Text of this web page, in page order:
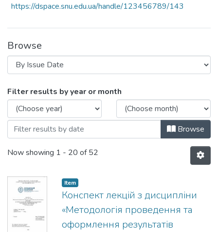
https://dspace.snu.edu.ua/handle/123456789/143
Browse
Browsing Навчально-методичні
Filter results by year or month
Browse
Now showing 1 - 20 of 52
Item
Конспект лекцій з дисципліни
«Методологія проведення та
оформлення результатів